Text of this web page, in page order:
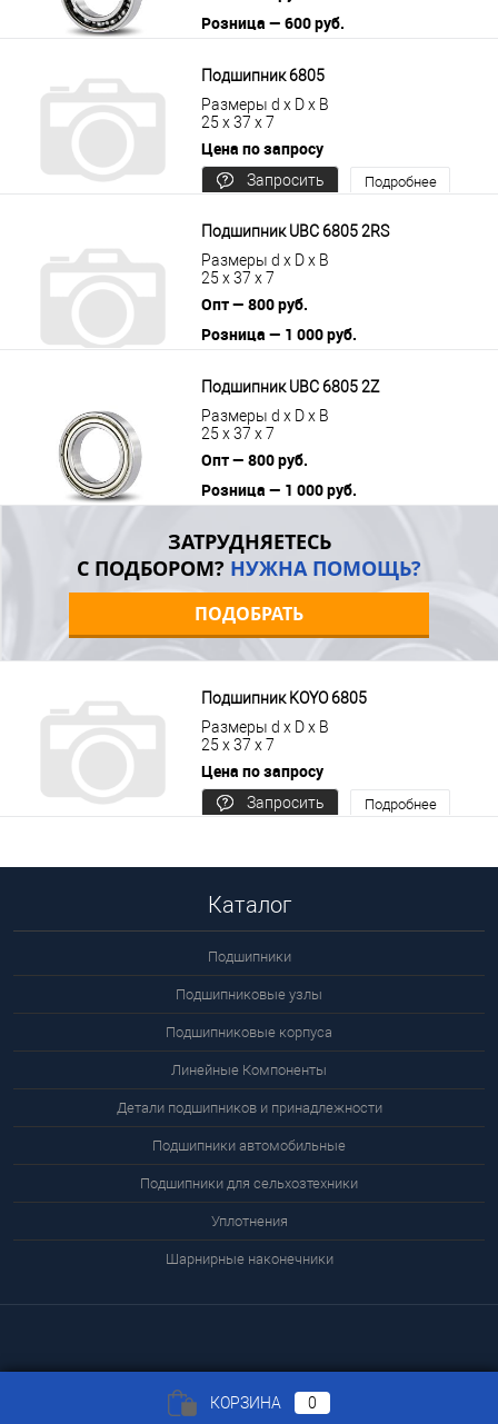
Розница — 600 руб.
Подшипник 6805
Размеры d x D x B
25 x 37 x 7
Цена по запросу
Запросить
Подробнее
Подшипник UBC 6805 2RS
Размеры d x D x B
25 x 37 x 7
Опт — 800 руб.
Розница — 1 000 руб.
Подшипник UBC 6805 2Z
Размеры d x D x B
25 x 37 x 7
Опт — 800 руб.
Розница — 1 000 руб.
ЗАТРУДНЯЕТЕСЬ
С ПОДБОРОМ? НУЖНА ПОМОЩЬ?
ПОДОБРАТЬ
Подшипник KOYO 6805
Размеры d x D x B
25 x 37 x 7
Цена по запросу
Запросить
Подробнее
Каталог
Подшипники
Подшипниковые узлы
Подшипниковые корпуса
Линейные Компоненты
Детали подшипников и принадлежности
Подшипники автомобильные
Подшипники для сельхозтехники
Уплотнения
Шарнирные наконечники
КОРЗИНА 0